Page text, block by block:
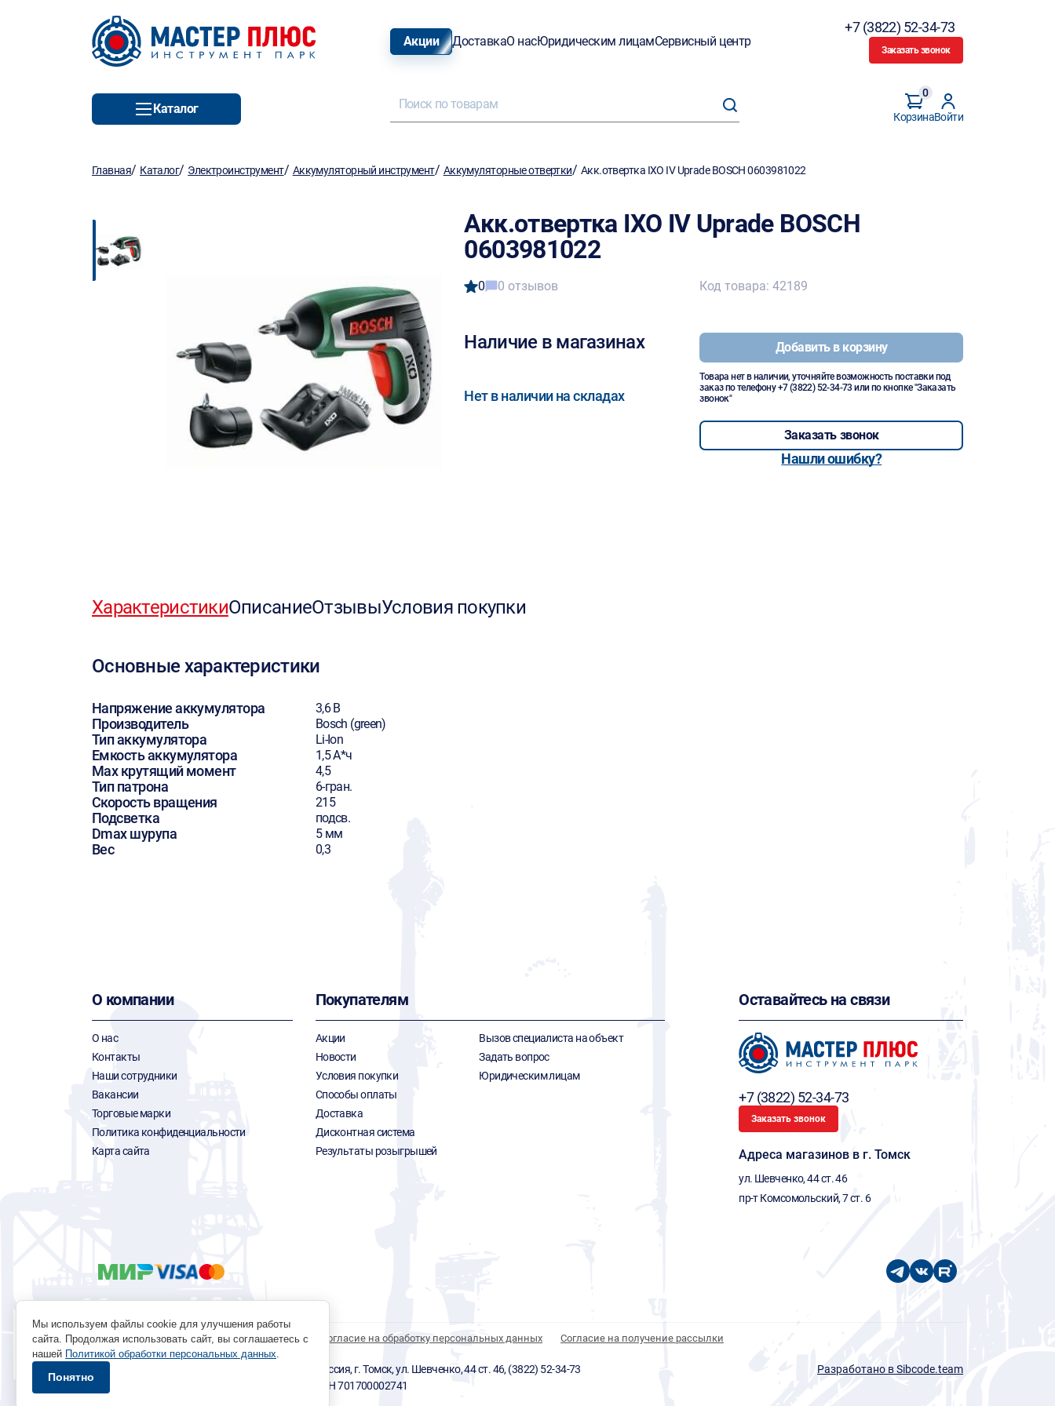
Акции ДоставкаО насЮридическим лицамСервисный центр
+7 (3822) 52-34-73
Заказать звонок
Каталог
Корзина
0
Войти
Главная/ Каталог/ Электроинструмент/ Аккумуляторный инструмент/ Аккумуляторные отвертки/ Акк.отвертка IXO IV Uprade BOSCH 0603981022
Акк.отвертка IXO IV Uprade BOSCH
0603981022
0 0 отзывов
Наличие в магазинах
Нет в наличии на складах
Код товара: 42189
Добавить в корзину
Товара нет в наличии, уточняйте возможность поставки под
заказ по телефону+7 (3822) 52-34-73 или по кнопке "Заказать
звонок"
Заказать звонок
Нашли ошибку?
ХарактеристикиОписаниеОтзывыУсловия покупки
Основные характеристики
Напряжение аккумулятора 3,6 В
Производитель Bosch (green)
Тип аккумулятора Li-Ion
Емкость аккумулятора 1,5 А*ч
Max крутящий момент 4,5
Тип патрона 6-гран.
Скорость вращения 215
Подсветка подсв.
Dmax шурупа 5 мм
Вес 0,3
О компании
О нас
Контакты
Наши сотрудники
Вакансии
Торговые марки
Политика конфиденциальности
Карта сайта
Покупателям
Акции
Новости
Условия покупки
Способы оплаты
Доставка
Дисконтная система
Результаты розыгрышей
Вызов специалиста на объект
Задать вопрос
Юридическим лицам
Оставайтесь на связи
+7 (3822) 52-34-73
Заказать звонок
Адреса магазинов в г. Томск
ул. Шевченко, 44 ст. 46
пр-т Комсомольский, 7 ст. 6
Политика обработки персональных данных Согласие на обработку персональных данных Согласие на получение рассылки
© 1996 - 2026 инструмент парк «Мастер Плюс» Россия, г. Томск, ул. Шевченко, 44 ст. 46, (3822) 52-34-73
okp@masterplus.tomsk.ru ИП Брусницын Д.Н. ИНН 701700002741
Разработано в Sibcode.team
Мы используем файлы cookie для улучшения работы
сайта. Продолжая использовать сайт, вы соглашаетесь с
нашей Политикой обработки персональных данных.
Понятно